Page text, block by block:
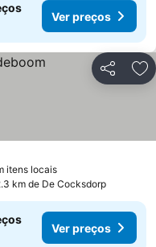
Ver preços
Partilhar
itens locais
km de De Cocksdorp
Ver preços